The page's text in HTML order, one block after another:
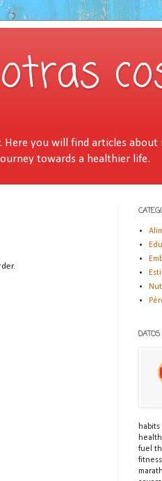
you will find articles
towards a healthier life.
fuel